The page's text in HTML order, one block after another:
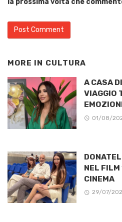
MORE IN CULTURA
A CASA
VIAGGIO
01/08/
NEL FILM
CINEMA
29/07/